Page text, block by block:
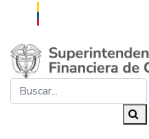
Saltar al contenido principal